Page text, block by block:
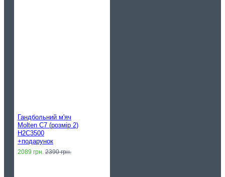
Гандбольний м'яч
Molten C7 (розмір 2)
H2C3500
+подарунок
2089 грн. 2390 грн.